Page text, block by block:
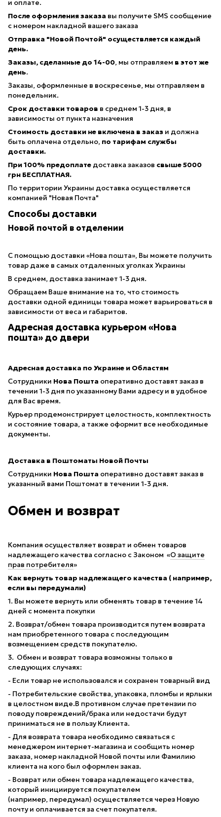
и оплате.
После оформления заказа вы получите SMS сообщение
с номером накладной вашего заказа
Отправка "Новой Почтой" осуществляется каждый
день.
Заказы, сделанные до 14-00, мы отправляем в этот же
день.
Заказы, оформленные в воскресенье, мы отправляем в
понедельник.
Срок доставки товаров в среднем 1-3 дня, в
зависимосты от пункта назначения
Стоимость доставки не включена в заказ и должна
быть оплачена отдельно, по тарифам службы
доставки.
При 100% предоплате доставка заказов свыше 5000
грн БЕСПЛАТНАЯ.
По территории Украины доставка осуществляется
компанией "Новая Почта"
Способы доставки
Новой почтой в отделении
С помощью доставки «Нова пошта», Вы можете получить
товар даже в самых отдаленных уголках Украины
В среднем, доставка занимает 1-3 дня.
Обращаем Ваше внимание на то, что стоимость
доставки одной единицы товара может варьироваться в
зависимости от веса и габаритов.
Адресная доставка курьером «Нова
пошта» до двери
Адресная доставка по Украине и Областям
Сотрудники Нова Пошта оперативно доставят заказ в
течении 1-3 дня по указанному Вами адресу и в удобное
для Вас время.
Курьер продемонстрирует целостность, комплектность
и состояние товара, а также оформит все необходимые
документы.
Доставка в Поштоматы Новой Почты
Сотрудники Нова Пошта оперативно доставят заказ в
указанный вами Поштомат в течении 1-3 дня.
Обмен и возврат
Компания осуществляет возврат и обмен товаров
надлежащего качества согласно с Законом «О защите
прав потребителя»
Как вернуть товар надлежащего качества ( например,
если вы передумали)
1. Вы можете вернуть или обменять товар в течение 14
дней с момента покупки
2. Возврат/обмен товара производится путем возврата
нам приобретенного товара с последующим
возмещением средств покупателю.
3. Обмен и возврат товара возможны только в
следующих случаях:
- Если товар не использовался и сохранен товарный вид
- Потребительские свойства, упаковка, пломбы и ярлыки
в целостном виде.В противном случае претензии по
поводу повреждений/брака или недостачи будут
приниматься не в пользу Клиента.
- Для возврата товара необходимо связаться с
менеджером интернет-магазина и сообщить номер
заказа, номер накладной Новой почты или Фамилию
клиента на кого был оформлен заказ.
- Возврат или обмен товара надлежащего качества,
который инициируется покупателем
(например, передумал) осуществляется через Новую
почту и оплачивается за счет покупателя.